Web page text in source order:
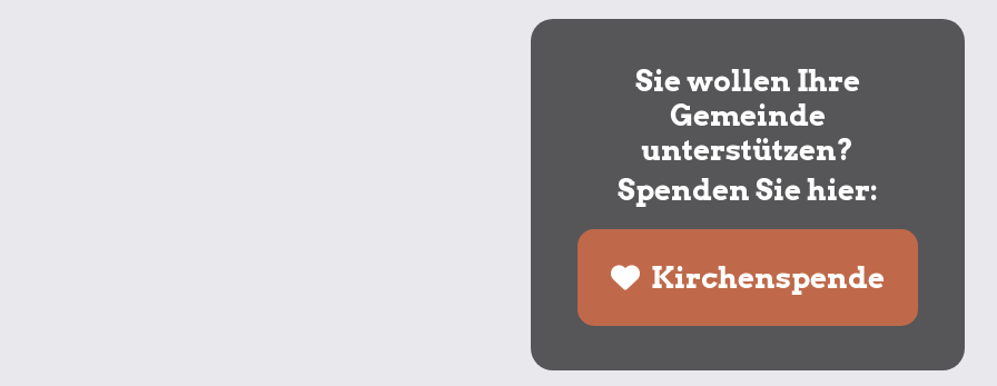
Sie wollen Ihre
Gemeinde
unterstützen?
Spenden Sie hier:
Kirchenspende